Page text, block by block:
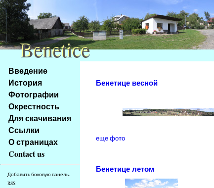
Na
obsah
stránky
Klávesové
zkratky
tomto
webu
základní
strana
Введение
История
Фотографии
Окрестность
Для скачивания
Ссылки
О страницах
Contact us
Добавить боковую панель.
RSS
Бенетице весной
еще фото
Бенетице летом
Benetice
Benetice